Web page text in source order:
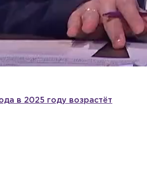
в 2025 году возрастёт